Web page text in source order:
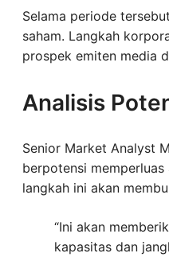
Selama periode
saham. Langkah
prospek emiten media
Analisis
Senior Market Analyst
berpotensi
langkah ini akan
“Ini akan
kapasitas dan